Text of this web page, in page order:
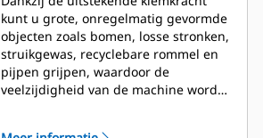
kunt u grote, onregelmatig gevormde
objecten zoals bomen, losse stronken,
struikgewas, recyclebare rommel en
pijpen grijpen, waardoor de
veelzijdigheid van de machine wordt